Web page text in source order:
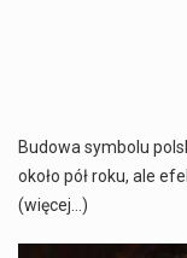
Budowa symbolu
około pół roku, ale
(więcej…)